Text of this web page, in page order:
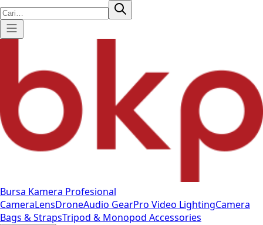
Bursa Kamera Profesional
CameraLensDroneAudio GearPro Video LightingCamera
Bags & StrapsTripod & Monopod Accessories